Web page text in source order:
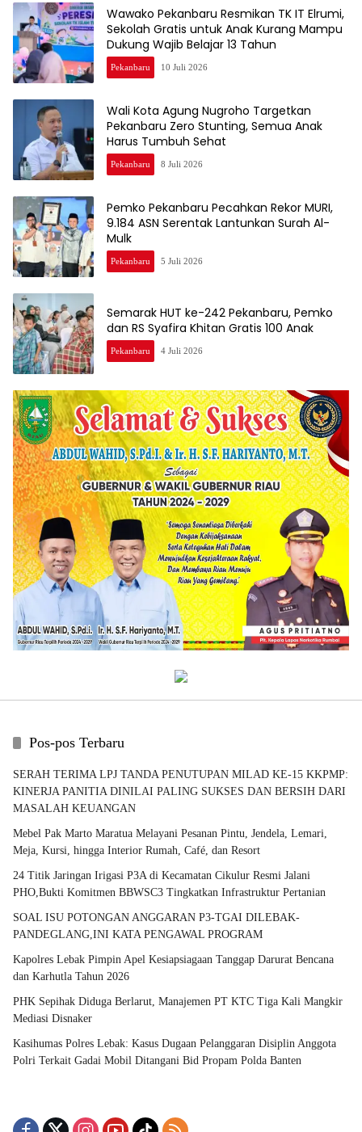
Wawako Pekanbaru Resmikan TK IT Elrumi,
Sekolah Gratis untuk Anak Kurang Mampu
Dukung Wajib Belajar 13 Tahun
Pekanbaru 10 Juli 2026
Wali Kota Agung Nugroho Targetkan
Pekanbaru Zero Stunting, Semua Anak
Harus Tumbuh Sehat
Pekanbaru 8 Juli 2026
Pemko Pekanbaru Pecahkan Rekor MURI,
9.184 ASN Serentak Lantunkan Surah Al-
Mulk
Pekanbaru 5 Juli 2026
Semarak HUT ke-242 Pekanbaru, Pemko
dan RS Syafira Khitan Gratis 100 Anak
Pekanbaru 4 Juli 2026
Pos-pos Terbaru
SERAH TERIMA LPJ TANDA PENUTUPAN MILAD KE-15 KKPMP:
KINERJA PANITIA DINILAI PALING SUKSES DAN BERSIH DARI
MASALAH KEUANGAN
Mebel Pak Marto Maratua Melayani Pesanan Pintu, Jendela, Lemari,
Meja, Kursi, hingga Interior Rumah, Café, dan Resort
24 Titik Jaringan Irigasi P3A di Kecamatan Cikulur Resmi Jalani
PHO,Bukti Komitmen BBWSC3 Tingkatkan Infrastruktur Pertanian
SOAL ISU POTONGAN ANGGARAN P3-TGAI DILEBAK-
PANDEGLANG,INI KATA PENGAWAL PROGRAM
Kapolres Lebak Pimpin Apel Kesiapsiagaan Tanggap Darurat Bencana
dan Karhutla Tahun 2026
PHK Sepihak Diduga Berlarut, Manajemen PT KTC Tiga Kali Mangkir
Mediasi Disnaker
Kasihumas Polres Lebak: Kasus Dugaan Pelanggaran Disiplin Anggota
Polri Terkait Gadai Mobil Ditangani Bid Propam Polda Banten